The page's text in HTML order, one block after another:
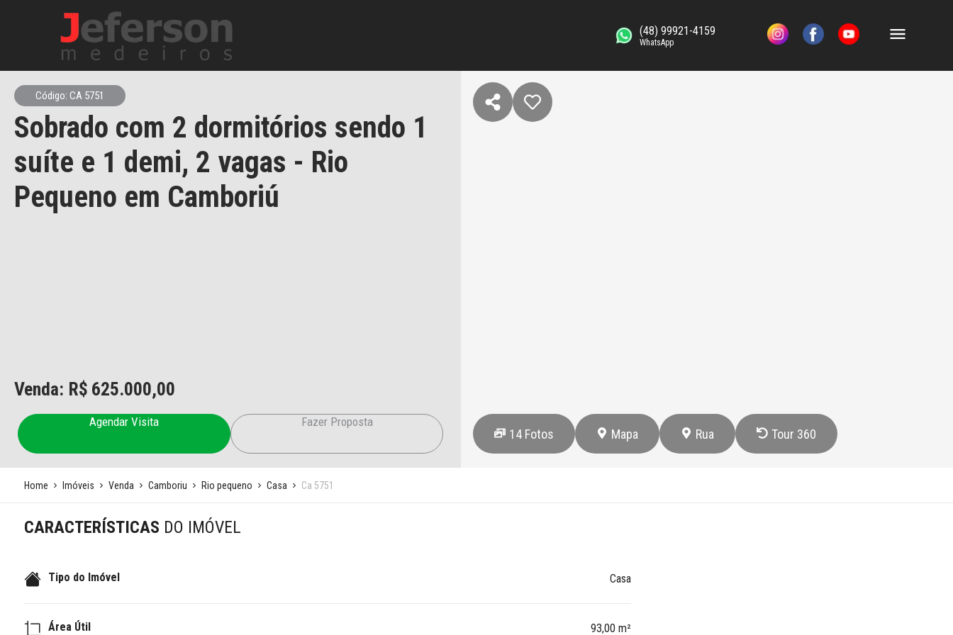
(48) 99921-4159
WhatsApp
Código: CA 5751
Sobrado com 2 dormitórios sendo 1
suíte e 1 demi, 2 vagas - Rio
Pequeno em Camboriú
Venda: R$ 625.000,00
Agendar Visita Fazer Proposta
14 Fotos Mapa Rua Tour 360
Home Imóveis Venda Camboriu Rio pequeno Casa Ca 5751
CARACTERÍSTICAS DO IMÓVEL
Tipo do Imóvel Casa
Área Útil 93,00 m²